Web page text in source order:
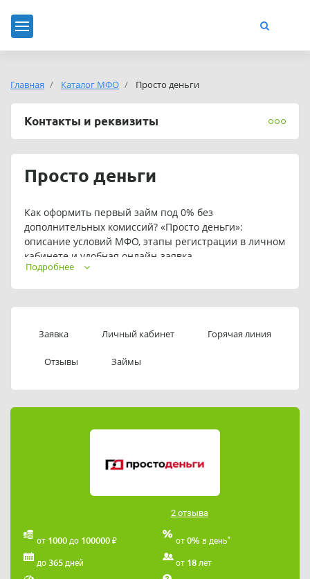
Главная Каталог МФО Просто деньги
Контакты и реквизиты
Просто деньги
Как оформить первый займ под 0% без
дополнительных комиссий? «Просто деньги»:
описание условий МФО, этапы регистрации в личном
кабинете и удобная онлайн-заявка.
телефону 88007772939.
работает онлайн-чат.
Подробнее
Заявка Личный кабинет Горячая линия
Отзывы Займы
2 отзыва
от 1000 до 100000 ₽ от 0% в день*
до 365 дней от 18 лет